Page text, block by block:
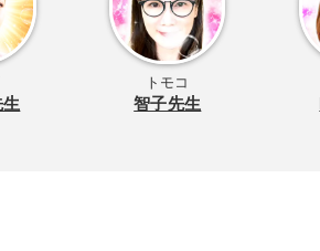
生
トモコ
智子先生